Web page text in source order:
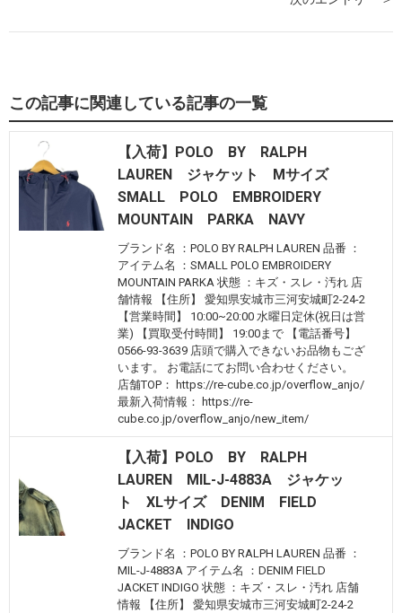
この記事に関連している記事の一覧
【入荷】POLO BY RALPH
LAUREN ジャケット Mサイズ
SMALL POLO EMBROIDERY
MOUNTAIN PARKA NAVY
ブランド名 ：POLO BY RALPH LAUREN 品番 ：
アイテム名 ：SMALL POLO EMBROIDERY
MOUNTAIN PARKA 状態 ：キズ・スレ・汚れ 店
舗情報 【住所】 愛知県安城市三河安城町2-24-2
【営業時間】 10:00~20:00 水曜日定休(祝日は営
業) 【買取受付時間】 19:00まで 【電話番号】
0566-93-3639 店頭で購入できないお品物もござ
います。 お電話にてお問い合わせください。
店舗TOP： https://re-cube.co.jp/overflow_anjo/
最新入荷情報： https://re-
cube.co.jp/overflow_anjo/new_item/
【入荷】POLO BY RALPH
LAUREN MIL-J-4883A ジャケッ
ト XLサイズ DENIM FIELD
JACKET INDIGO
ブランド名 ：POLO BY RALPH LAUREN 品番 ：
MIL-J-4883A アイテム名 ：DENIM FIELD
JACKET INDIGO 状態 ：キズ・スレ・汚れ 店舗
情報 【住所】 愛知県安城市三河安城町2-24-2